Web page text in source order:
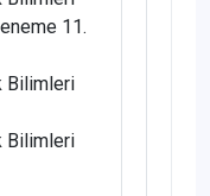
11.
Bilimleri
Bilimleri